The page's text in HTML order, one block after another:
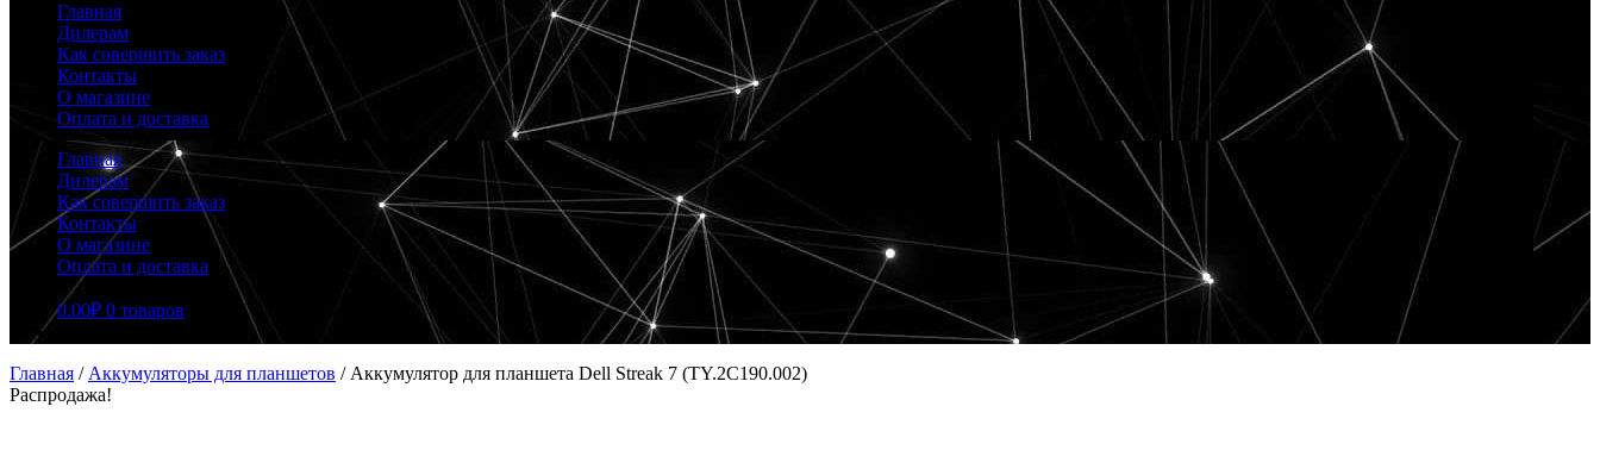
Главная
Дилерам
Как совершить заказ
Контакты
О магазине
Оплата и доставка
Главная
Дилерам
Как совершить заказ
Контакты
О магазине
Оплата и доставка
0.00₽ 0 товаров
Главная / Аккумуляторы для планшетов / Аккумулятор для планшета Dell Streak 7 (TY.2C190.002)
Распродажа!